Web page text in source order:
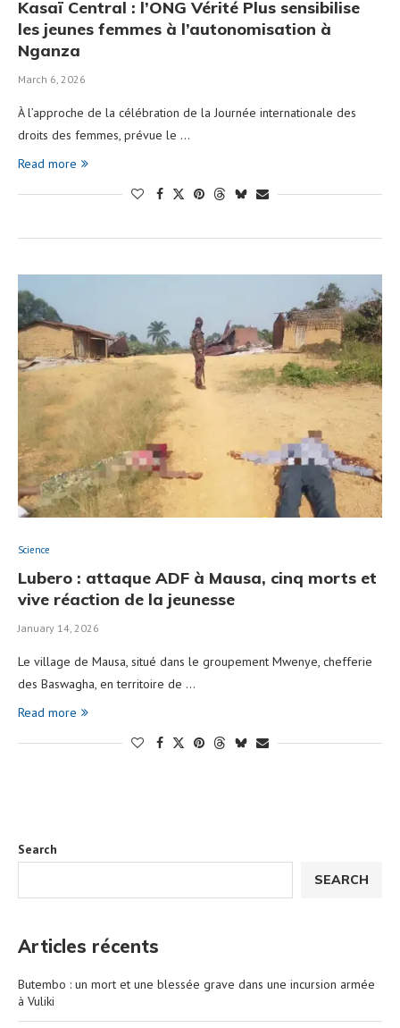
Kasaï Central : l’ONG Vérité Plus sensibilise
les jeunes femmes à l’autonomisation à
Nganza
March 6, 2026
À l’approche de la célébration de la Journée internationale des
droits des femmes, prévue le …
Read more
Science
Lubero : attaque ADF à Mausa, cinq morts et
vive réaction de la jeunesse
January 14, 2026
Le village de Mausa, situé dans le groupement Mwenye, chefferie
des Baswagha, en territoire de …
Read more
Search
SEARCH
Articles récents
Butembo : un mort et une blessée grave dans une incursion armée
à Vuliki